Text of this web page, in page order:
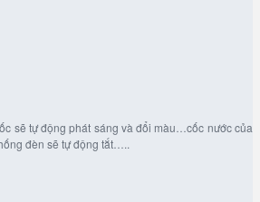
sẽ tự động phát sáng và đổi màu…cốc nước của
đèn sẽ tự động tắt…..